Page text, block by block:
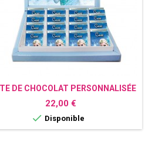
DE CHOCOLAT PERSONNALISÉE
REINE DES NEIGES
Prix
22,00 €
 Disponible